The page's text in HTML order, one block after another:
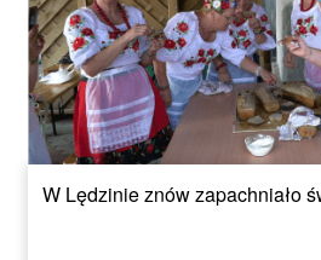
W Lędzinie znów zapachniało